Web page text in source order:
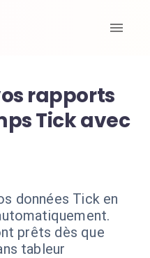
rapports
Tick avec
données Tick en
prêts dès que
tableur